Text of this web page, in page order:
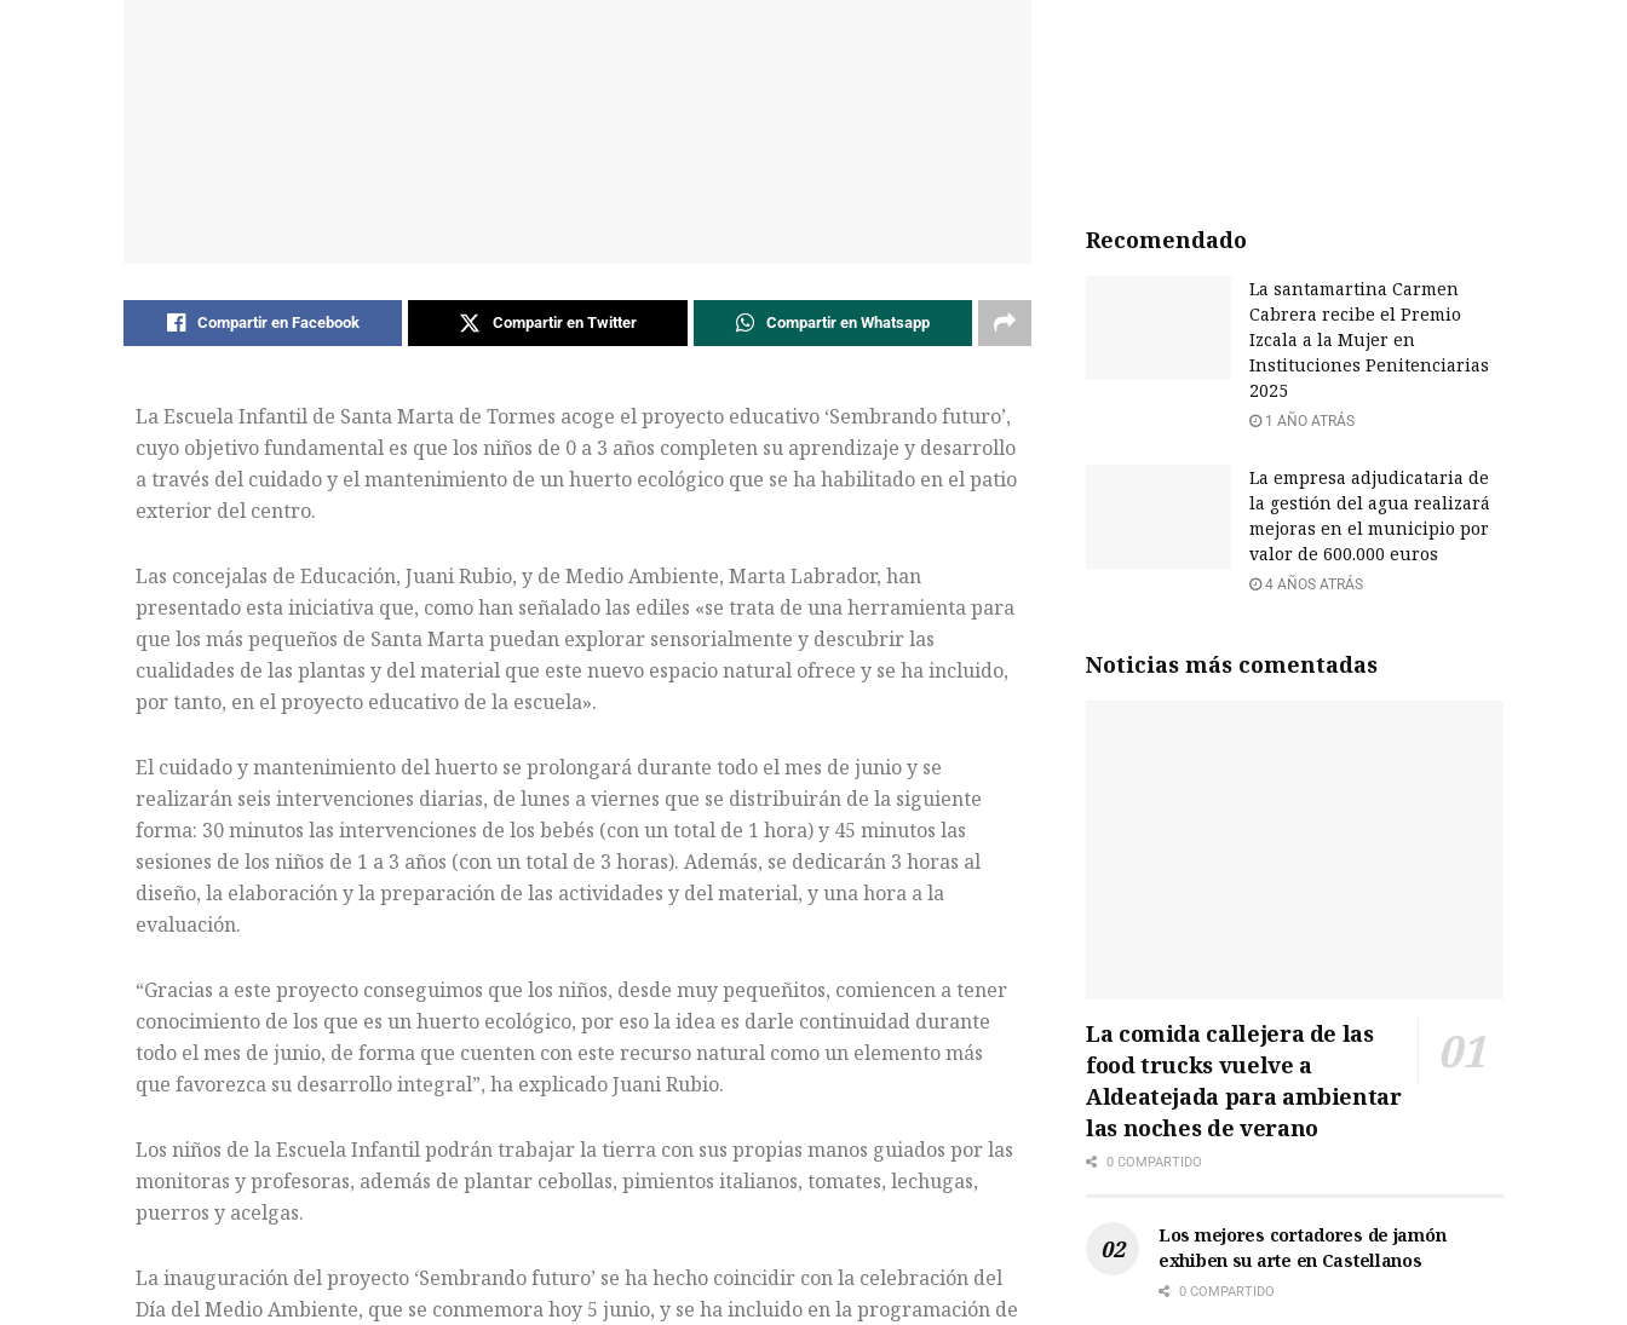
Compartir en Facebook Compartir en Twitter Compartir en Whatsapp
La Escuela Infantil de Santa Marta de Tormes acoge el proyecto educativo ‘Sembrando futuro’,
cuyo objetivo fundamental es que los niños de 0 a 3 años completen su aprendizaje y desarrollo
a través del cuidado y el mantenimiento de un huerto ecológico que se ha habilitado en el patio
exterior del centro.
Las concejalas de Educación, Juani Rubio, y de Medio Ambiente, Marta Labrador, han
presentado esta iniciativa que, como han señalado las ediles «se trata de una herramienta para
que los más pequeños de Santa Marta puedan explorar sensorialmente y descubrir las
cualidades de las plantas y del material que este nuevo espacio natural ofrece y se ha incluido,
por tanto, en el proyecto educativo de la escuela».
El cuidado y mantenimiento del huerto se prolongará durante todo el mes de junio y se
realizarán seis intervenciones diarias, de lunes a viernes que se distribuirán de la siguiente
forma: 30 minutos las intervenciones de los bebés (con un total de 1 hora) y 45 minutos las
sesiones de los niños de 1 a 3 años (con un total de 3 horas). Además, se dedicarán 3 horas al
diseño, la elaboración y la preparación de las actividades y del material, y una hora a la
evaluación.
“Gracias a este proyecto conseguimos que los niños, desde muy pequeñitos, comiencen a tener
conocimiento de los que es un huerto ecológico, por eso la idea es darle continuidad durante
todo el mes de junio, de forma que cuenten con este recurso natural como un elemento más
que favorezca su desarrollo integral”, ha explicado Juani Rubio.
Los niños de la Escuela Infantil podrán trabajar la tierra con sus propias manos guiados por las
monitoras y profesoras, además de plantar cebollas, pimientos italianos, tomates, lechugas,
puerros y acelgas.
La inauguración del proyecto ‘Sembrando futuro’ se ha hecho coincidir con la celebración del
Día del Medio Ambiente, que se conmemora hoy 5 junio, y se ha incluido en la programación de
Recomendado
La santamartina Carmen
Cabrera recibe el Premio
Izcala a la Mujer en
Instituciones Penitenciarias
2025
1 AÑO ATRÁS
La empresa adjudicataria de
la gestión del agua realizará
mejoras en el municipio por
valor de 600.000 euros
4 AÑOS ATRÁS
Noticias más comentadas
La comida callejera de las
food trucks vuelve a
Aldeatejada para ambientar
las noches de verano
0 COMPARTIDO
Los mejores cortadores de jamón
exhiben su arte en Castellanos
0 COMPARTIDO